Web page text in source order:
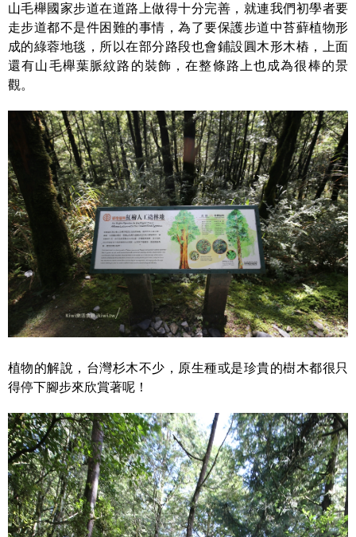
山毛櫸國家步道在道路上做得十分完善，就連我們初學者要
走步道都不是件困難的事情，為了要保護步道中苔蘚植物形
成的綠蓉地毯，所以在部分路段也會鋪設圓木形木樁，上面
還有山毛櫸葉脈紋路的裝飾，在整條路上也成為很棒的景
觀。
植物的解說，台灣杉木不少，原生種或是珍貴的樹木都很只
得停下腳步來欣賞著呢！